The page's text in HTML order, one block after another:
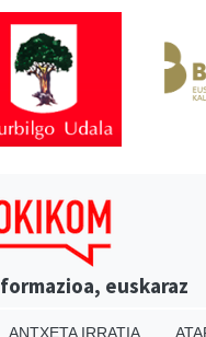
euskaraz
ANTXETA IRRATIA